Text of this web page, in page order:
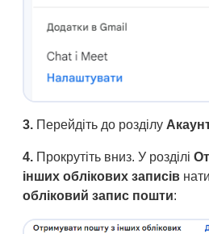
3. Перейдіть до розділу
4. Прокрутіть вниз. У розділі
інших облікових записів
обліковий запис пошти: